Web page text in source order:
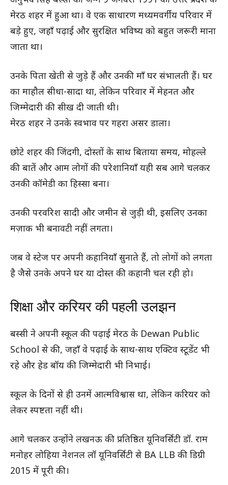
मेरठ शहर में हुआ था। वे एक साधारण मध्यमवर्गीय परिवार में
बड़े हुए, जहाँ पढ़ाई और सुरक्षित भविष्य को बहुत जरूरी माना
जाता था।
उनके पिता खेती से जुड़े हैं और उनकी माँ घर संभालती हैं। घर
का माहौल सीधा-सादा था, लेकिन परिवार में मेहनत और
जिम्मेदारी की सीख दी जाती थी।
मेरठ शहर ने उनके स्वभाव पर गहरा असर डाला।
छोटे शहर की जिंदगी, दोस्तों के साथ बिताया समय, मोहल्ले
की बातें और आम लोगों की परेशानियाँ यही सब आगे चलकर
उनकी कॉमेडी का हिस्सा बना।
उनकी परवरिश सादी और जमीन से जुड़ी थी, इसलिए उनका
मज़ाक भी बनावटी नहीं लगता।
जब वे स्टेज पर अपनी कहानियाँ सुनाते हैं, तो लोगों को लगता
है जैसे उनके अपने घर या दोस्त की कहानी चल रही हो।
शिक्षा और करियर की पहली उलझन
बस्सी ने अपनी स्कूल की पढ़ाई मेरठ के Dewan Public
School से की, जहाँ वे पढ़ाई के साथ-साथ एक्टिव स्टूडेंट भी
रहे और हेड बॉय की जिम्मेदारी भी निभाई।
स्कूल के दिनों से ही उनमें आत्मविश्वास था, लेकिन करियर को
लेकर स्पष्टता नहीं थी।
आगे चलकर उन्होंने लखनऊ की प्रतिष्ठित यूनिवर्सिटी डॉ. राम
मनोहर लोहिया नेशनल लॉ यूनिवर्सिटी से BA LLB की डिग्री
2015 में पूरी की।